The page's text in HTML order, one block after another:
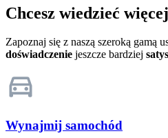
Chcesz wiedzieć
Zapoznaj się z naszą szeroką gamą
doświadczenie jeszcze bardziej
Wynajmij samochód